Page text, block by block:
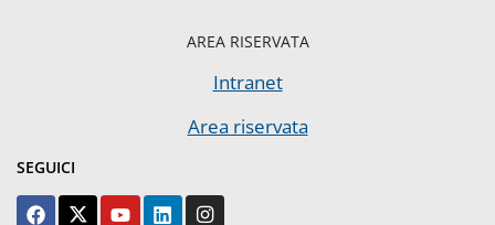
AREA RISERVATA
Intranet
Area riservata
SEGUICI